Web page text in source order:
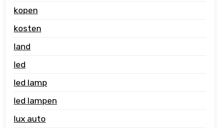
kopen
kosten
land
led
led lamp
led lampen
lux auto